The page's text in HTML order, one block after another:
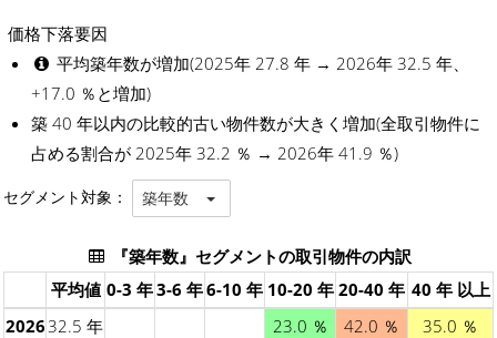
価格下落要因
平均築年数が増加(2025年 27.8 年 → 2026年 32.5 年、
+17.0 ％と増加)
築 40 年以内の比較的古い物件数が大きく増加(全取引物件に
占める割合が 2025年 32.2 ％ → 2026年 41.9 ％)
セグメント対象： 築年数
『築年数』セグメントの取引物件の内訳
平均値 0-3 年3-6 年6-10 年 10-20 年 20-40 年 40 年 以上
2026 32.5 年 23.0 ％ 42.0 ％ 35.0 ％